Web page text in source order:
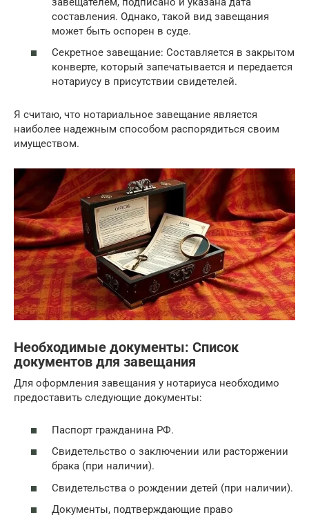
составления. Однако, такой вид завещания
может быть оспорен в суде.
Секретное завещание: Составляется в закрытом
конверте, который запечатывается и передается
нотариусу в присутствии свидетелей.
Я считаю, что нотариальное завещание является
наиболее надежным способом распорядиться своим
имуществом.
Необходимые документы: Список
документов для завещания
Для оформления завещания у нотариуса необходимо
предоставить следующие документы:
Паспорт гражданина РФ.
Свидетельство о заключении или расторжении
брака (при наличии).
Свидетельства о рождении детей (при наличии).
Документы, подтверждающие право